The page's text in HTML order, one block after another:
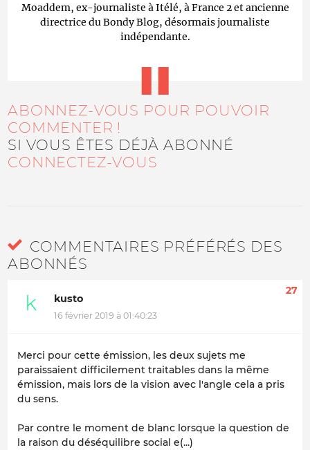
Moaddem, ex-journaliste à Itélé, à France 2 et ancienne
directrice du Bondy Blog, désormais journaliste
indépendante.
ABONNEZ-VOUS POUR POUVOIR
COMMENTER !
SI VOUS ÊTES DÉJÀ ABONNÉ
CONNECTEZ-VOUS
COMMENTAIRES PRÉFÉRÉS DES
ABONNÉS
kusto
16 février 2019 à 01:40:23
27
Merci pour cette émission, les deux sujets me
paraissaient difficilement traitables dans la même
émission, mais lors de la vision avec l'angle cela a pris
du sens.
Par contre le moment de blanc lorsque la question de
la raison du déséquilibre social e(...)